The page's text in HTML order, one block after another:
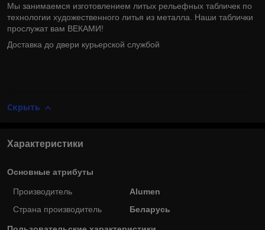
Мы занимаемся изготовлением литых рельефных табличек по
технологии художественного литья из металла. Наши таблички
прослужат вам ВЕКАМИ!
Доставка до двери курьерской службой
Скрыть
Характеристики
Основные атрибуты
Производитель
Alumen
Страна производитель
Беларусь